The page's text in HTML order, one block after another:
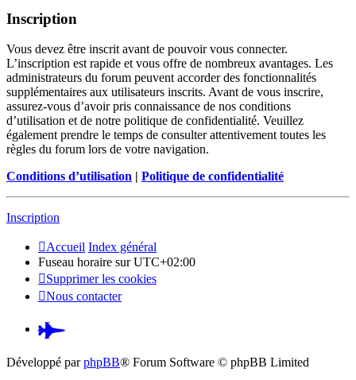
Inscription
Vous devez être inscrit avant de pouvoir vous connecter.
L’inscription est rapide et vous offre de nombreux avantages. Les
administrateurs du forum peuvent accorder des fonctionnalités
supplémentaires aux utilisateurs inscrits. Avant de vous inscrire,
assurez-vous d’avoir pris connaissance de nos conditions
d’utilisation et de notre politique de confidentialité. Veuillez
également prendre le temps de consulter attentivement toutes les
règles du forum lors de votre navigation.
Conditions d’utilisation | Politique de confidentialité
Inscription
Accueil Index général
Fuseau horaire surUTC+02:00
Supprimer les cookies
Nous contacter
Pardus.at
(S’ouvre
Développé parphpBB® Forum Software © phpBB Limited